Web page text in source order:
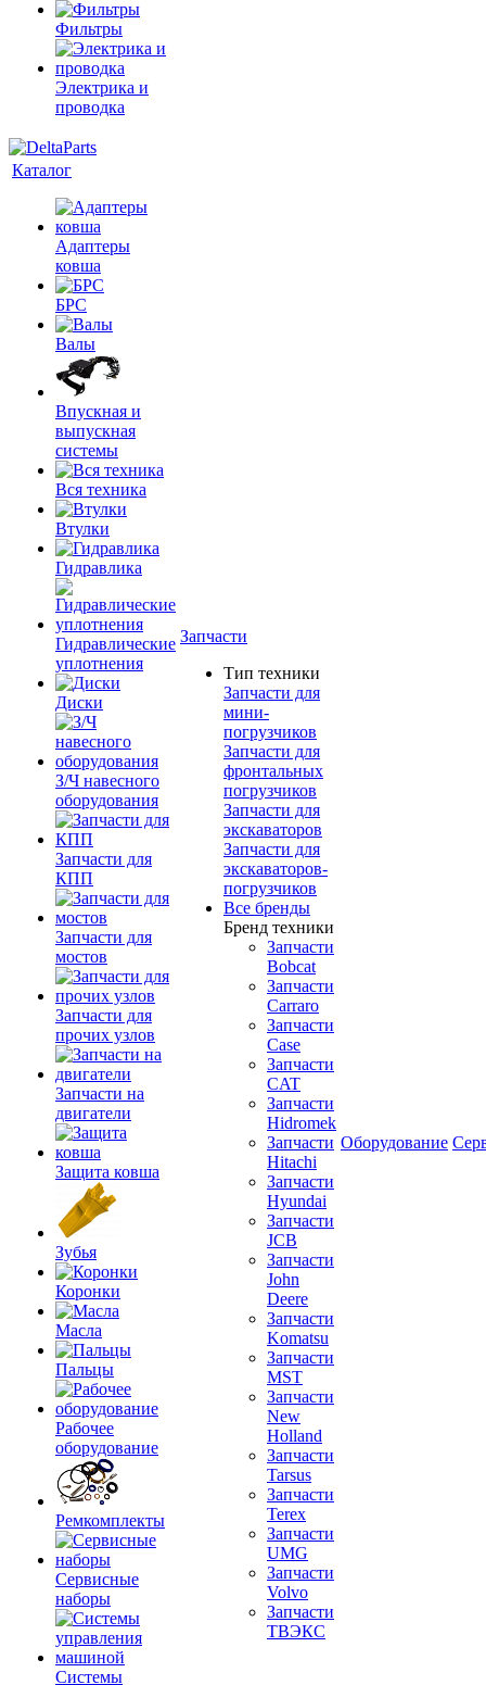
Фильтры
Электрика и
проводка
Каталог
Адаптеры
ковша
БРС
Валы
Впускная и
выпускная
системы
Вся техника
Втулки
Гидравлика
Гидравлические
уплотнения
Диски
З/Ч навесного
оборудования
Запчасти для
КПП
Запчасти для
мостов
Запчасти для
прочих узлов
Запчасти на
двигатели
Защита ковша
Зубья
Коронки
Масла
Пальцы
Рабочее
оборудование
Ремкомплекты
Сервисные
наборы
Системы
Запчасти
Тип техники
Запчасти для
мини-
погрузчиков
Запчасти для
фронтальных
погрузчиков
Запчасти для
экскаваторов
Запчасти для
экскаваторов-
погрузчиков
Все бренды
Бренд техники
Запчасти
Bobcat
Запчасти
Carraro
Запчасти
Case
Запчасти
CAT
Запчасти
Hidromek
Запчасти
Hitachi
Запчасти
Hyundai
Запчасти
JCB
Запчасти
John
Deere
Запчасти
Komatsu
Запчасти
MST
Запчасти
New
Holland
Запчасти
Tarsus
Запчасти
Terex
Запчасти
UMG
Запчасти
Volvo
Запчасти
ТВЭКС
Оборудование